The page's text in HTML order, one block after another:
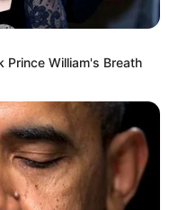
Prince William's Breath